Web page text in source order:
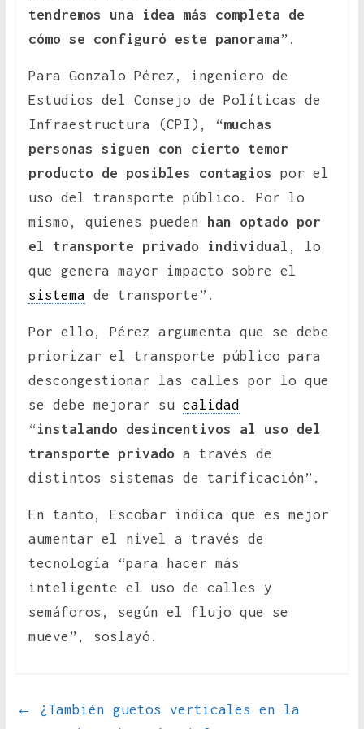
tendremos una idea más completa de
cómo se configuró este panorama”.
Para Gonzalo Pérez, ingeniero de
Estudios del Consejo de Políticas de
Infraestructura (CPI), “muchas
personas siguen con cierto temor
producto de posibles contagios por el
uso del transporte público. Por lo
mismo, quienes pueden
han optado por
el transporte privado individual , lo
que genera mayor impacto sobre el
sistema de transporte”.
Por ello, Pérez argumenta que se debe
priorizar el transporte público para
descongestionar las calles por lo que
se debe mejorar su calidad
“instalando desincentivos al uso del
transporte privado a través de
distintos sistemas de tarificación”.
En tanto, Escobar indica que es mejor
aumentar el nivel a través de
tecnología “para hacer más
inteligente el uso de calles y
semáforos, según el flujo que se
mueve”, soslayó.
←
¿También guetos verticales en la